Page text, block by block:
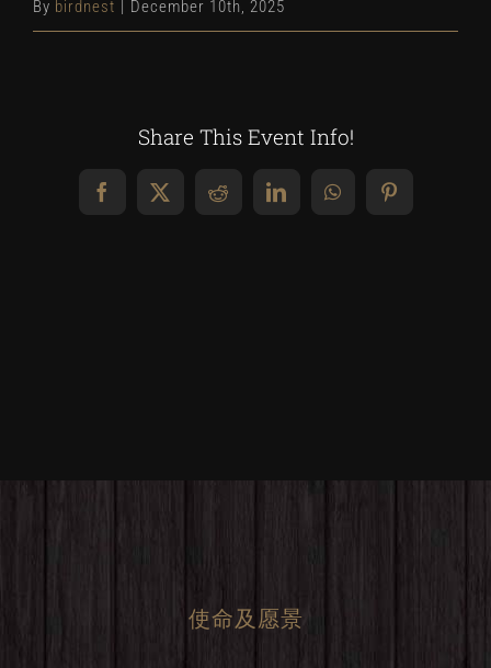
By birdnest December 10th, 2025
Share This Event Info!
Facebook
X RedditLinkedInWhatsAppPinterest
使命及愿景